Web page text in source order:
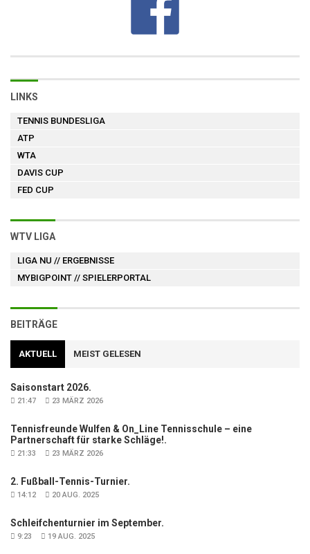
LINKS
TENNIS BUNDESLIGA
ATP
WTA
DAVIS CUP
FED CUP
WTV LIGA
LIGA NU // ERGEBNISSE
MYBIGPOINT // SPIELERPORTAL
BEITRÄGE
AKTUELL MEIST GELESEN
Saisonstart 2026.
21:47 23 MÄRZ 2026
Tennisfreunde Wulfen & On_Line Tennisschule – eine
Partnerschaft für starke Schläge!.
21:33 23 MÄRZ 2026
2. Fußball-Tennis-Turnier.
14:12 20 AUG. 2025
Schleifchenturnier im September.
9:23 19 AUG. 2025